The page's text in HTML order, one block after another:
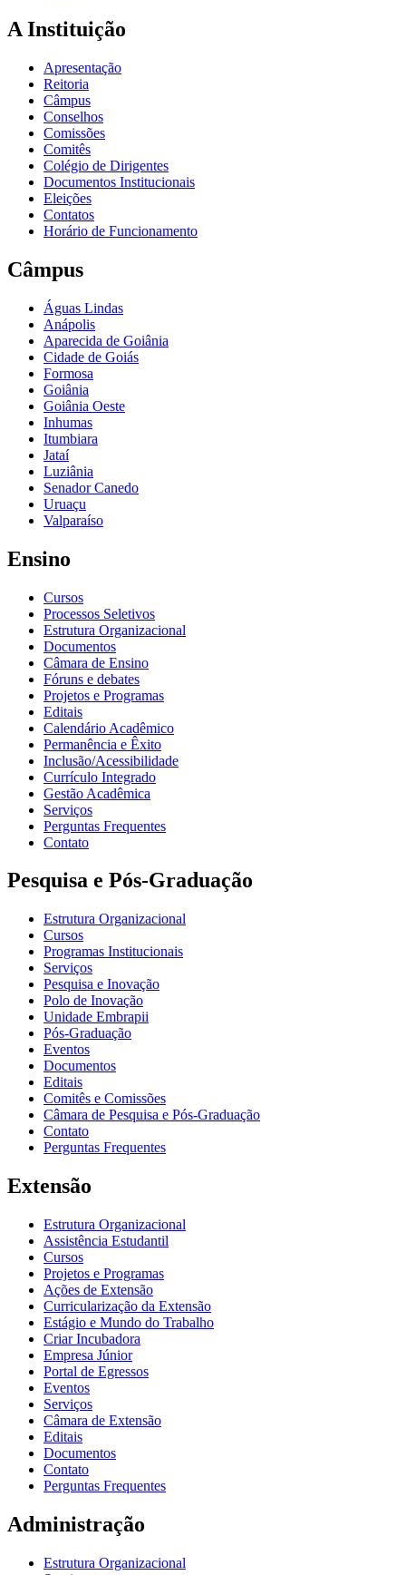
A Instituição
Apresentação
Reitoria
Câmpus
Conselhos
Comissões
Comitês
Colégio de Dirigentes
Documentos Institucionais
Eleições
Contatos
Horário de Funcionamento
Câmpus
Águas Lindas
Anápolis
Aparecida de Goiânia
Cidade de Goiás
Formosa
Goiânia
Goiânia Oeste
Inhumas
Itumbiara
Jataí
Luziânia
Senador Canedo
Uruaçu
Valparaíso
Ensino
Cursos
Processos Seletivos
Estrutura Organizacional
Documentos
Câmara de Ensino
Fóruns e debates
Projetos e Programas
Editais
Calendário Acadêmico
Permanência e Êxito
Inclusão/Acessibilidade
Currículo Integrado
Gestão Acadêmica
Serviços
Perguntas Frequentes
Contato
Pesquisa e Pós-Graduação
Estrutura Organizacional
Cursos
Programas Institucionais
Serviços
Pesquisa e Inovação
Polo de Inovação
Unidade Embrapii
Pós-Graduação
Eventos
Documentos
Editais
Comitês e Comissões
Câmara de Pesquisa e Pós-Graduação
Contato
Perguntas Frequentes
Extensão
Estrutura Organizacional
Assistência Estudantil
Cursos
Projetos e Programas
Ações de Extensão
Curricularização da Extensão
Estágio e Mundo do Trabalho
Criar Incubadora
Empresa Júnior
Portal de Egressos
Eventos
Serviços
Câmara de Extensão
Editais
Documentos
Contato
Perguntas Frequentes
Administração
Estrutura Organizacional